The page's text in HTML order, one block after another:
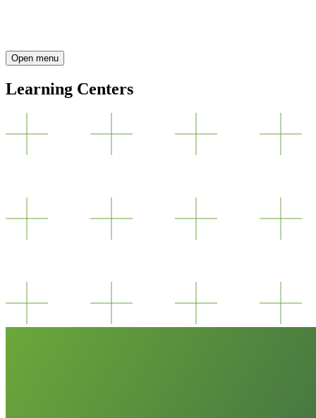
Open menu
Learning Centers